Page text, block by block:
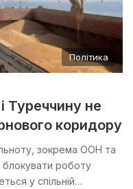
Політика
Туреччину не
коридору
зокрема ООН та
блокувати роботу
у спільній…